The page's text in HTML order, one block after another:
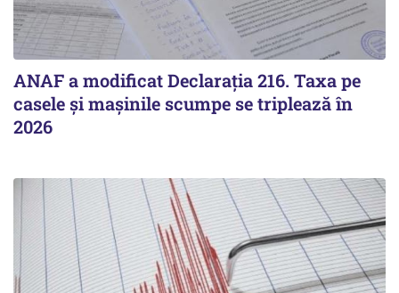
ANAF a modificat Declarația 216. Taxa pe
casele și mașinile scumpe se triplează în
2026